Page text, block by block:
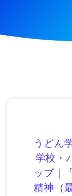
うどん
学校・
ップ｜
精神（